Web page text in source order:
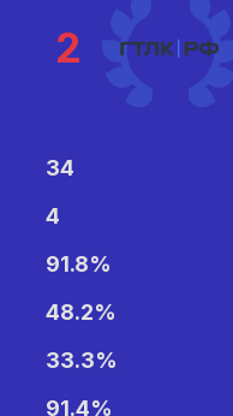
2
34
4
91.8%
48.2%
33.3%
91.4%